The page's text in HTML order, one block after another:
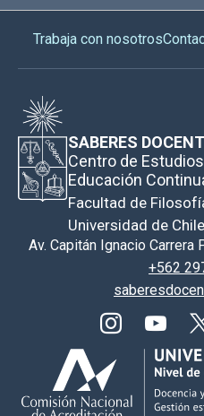
Trabaja con nosotros
SABERES
Centro de
Educación
Facultad de
Universidad de Chile
Av. Capitán Ignacio Carrera
+562